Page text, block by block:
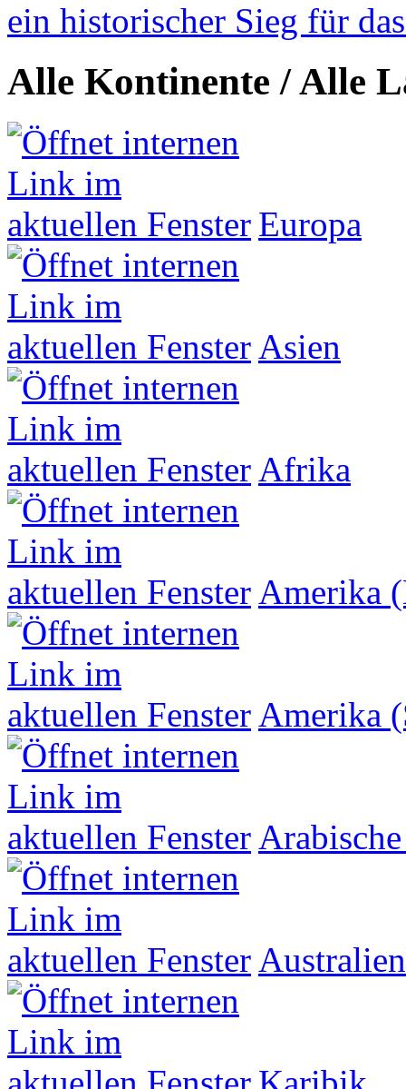
ein historischer Sieg für
Alle Kontinente / Alle
Europa
Asien
Afrika
Amerika
Amerika
Australien